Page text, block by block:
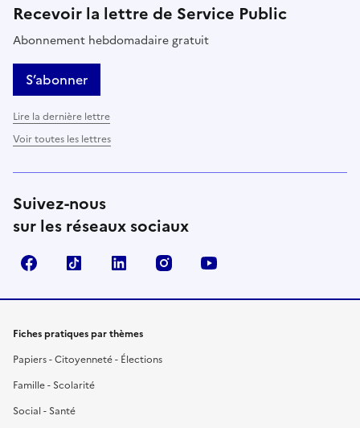
Recevoir la lettre de Service Public
Abonnement hebdomadaire gratuit
S’abonner
Lire la dernière lettre
Voir toutes les lettres
Suivez-nous
sur les réseaux sociaux
FacebookTikTok LinkedIn Instagram
Fiches pratiques par thèmes
Papiers - Citoyenneté - Élections
Famille - Scolarité
Social - Santé